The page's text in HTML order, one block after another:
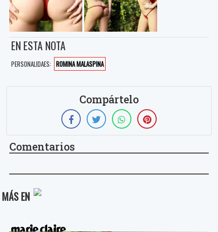
EN ESTA NOTA
PERSONALIDAES: ROMINA MALASPINA
Compártelo
Comentarios
MÁS EN